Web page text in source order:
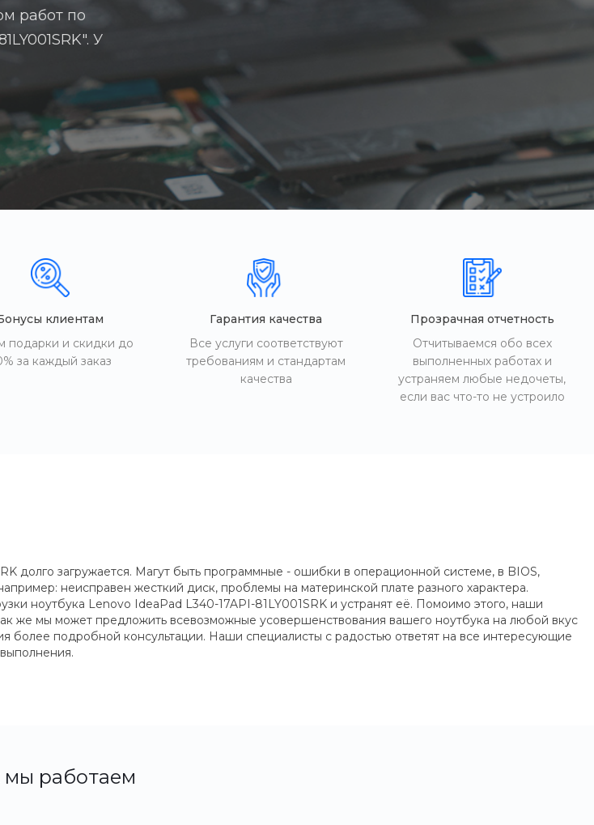
работ по
У
клиентам
подарки и скидки до
за каждый заказ
Гарантия качества
Все услуги соответствуют
требованиям и стандартам
качества
Прозрачная отчетность
Отчитываемся обо всех
выполненных работах и
устраняем любые недочеты,
если вас что-то не устроило
долго загружается. Магут быть программные - ошибки в операционной системе, в BIOS,
неисправен жесткий диск, проблемы на материнской плате разного характера.
ноутбука Lenovo IdeaPad L340-17API-81LY001SRK и устранят её. Помоимо этого, наши
же мы может предложить всевозможные усовершенствования вашего ноутбука на любой вкус
более подробной консультации. Наши специалисты с радостью ответят на все интересующие
мы работаем